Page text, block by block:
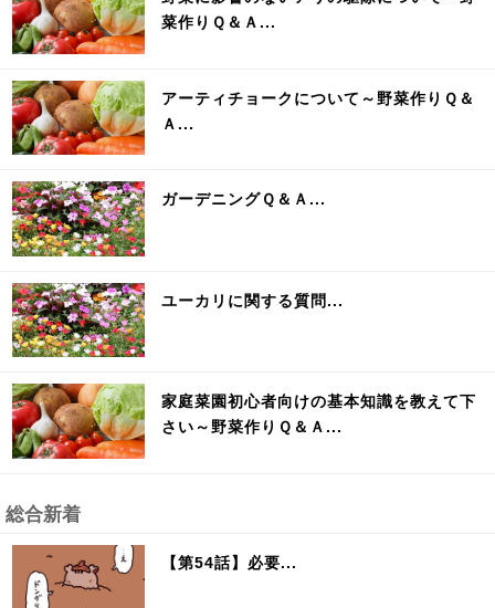
菜作りＱ＆Ａ...
アーティチョークについて～野菜作りＱ＆
Ａ...
ガーデニングＱ＆Ａ...
ユーカリに関する質問...
家庭菜園初心者向けの基本知識を教えて下
さい～野菜作りＱ＆Ａ...
総合新着
【第54話】必要...